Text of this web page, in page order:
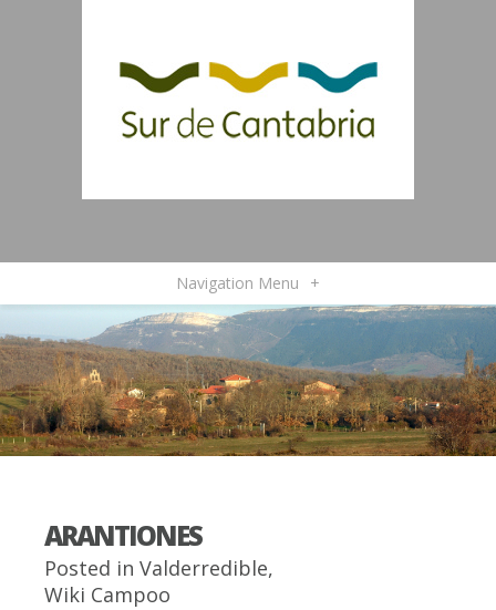
Navigation Menu +
ARANTIONES
Posted in Valderredible,
Wiki Campoo